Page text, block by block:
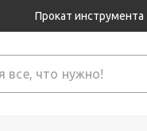
Прокат инструмента